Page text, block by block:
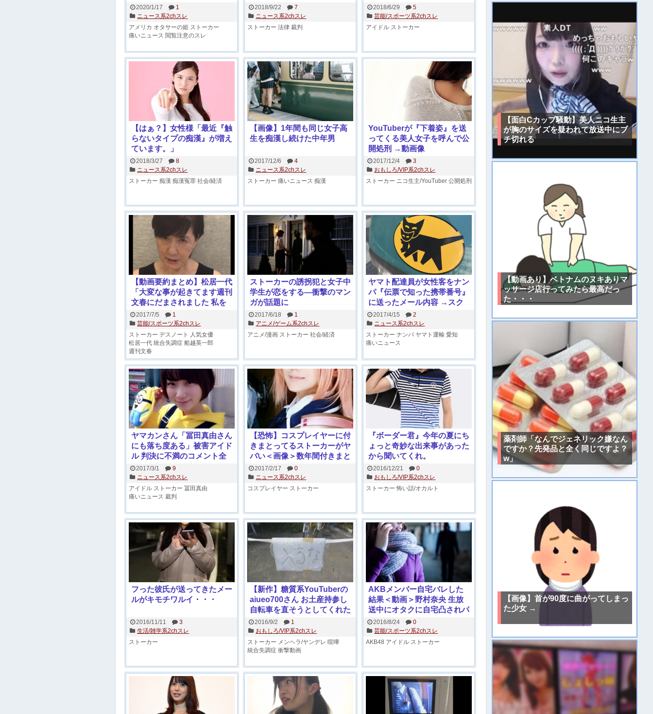
2020/1/17
1
ニュース系2chスレ
アメリカ オタサーの姫 ストーカー
痛いニュース 閲覧注意のスレ
2018/9/22
7
ニュース系2chスレ
ストーカー 法律 裁判
2018/6/29
5
芸能/スポーツ系2chスレ
アイドル ストーカー
【はぁ？】女性様「最近『触
らないタイプの痴漢』が増え
ています。」
2018/3/27
8
ニュース系2chスレ
ストーカー 痴漢 痴漢冤罪 社会/経済
【画像】1年間も同じ女子高
生を痴漢し続けた中年男
2017/12/6
4
ニュース系2chスレ
ストーカー 痛いニュース 痴漢
YouTuberが『下着姿』を送
ってくる美人女子を呼んで公
開処刑 →動画像
2017/12/4
3
おもしろ/VIP系2chスレ
ストーカー ニコ生主/YouTuber 公開処刑
【動画要約まとめ】松居一代
「大変な事が起きてます週刊
文春にだまされました 私を
助けてください 命をかけて
ます お願いします」
2017/7/5
1
芸能/スポーツ系2chスレ
ストーカー デスノート 人気女優
松居一代 統合失調症 船越英一郎
週刊文春
ストーカーの誘拐犯と女子中
学生が恋をする―衝撃のマン
ガが話題に
2017/6/18
1
アニメ/ゲーム系2chスレ
アニメ/漫画 ストーカー 社会/経済
ヤマト配達員が女性客をナン
パ『伝票で知った携帯番号』
に送ったメール内容 →スク
ショ画像
2017/4/15
2
ニュース系2chスレ
ストーカー ナンパ ヤマト運輸 愛知
痛いニュース
ヤマカンさん「冨田真由さん
にも落ち度ある」被害アイド
ル 判決に不満のコメント全
文公開
2017/3/1
9
ニュース系2chスレ
アイドル ストーカー 冨田真由
痛いニュース 裁判
【恐怖】コスプレイヤーに付
きまとってるストーカーがヤ
バい＜画像＞数年間付きまと
われ有名レイヤーさんブチギ
レ
2017/2/17
0
ニュース系2chスレ
コスプレイヤー ストーカー
『ボーダー君』今年の夏にち
ょっと奇妙な出来事があった
から聞いてくれ。
2016/12/21
0
おもしろ/VIP系2chスレ
ストーカー 怖い話/オカルト
フった彼氏が送ってきたメー
ルがキモチワルイ・・・
2016/11/11
3
生活/雑学系2chスレ
ストーカー
【新作】糖質系YouTuberの
aiueo700さん お土産持参し
自転車を直そうとしてくれた
集団ストーカーと喧嘩に
2016/9/2
1
おもしろ/VIP系2chスレ
ストーカー メンヘラ/ヤンデレ 喧嘩
統合失調症 衝撃動画
AKBメンバー自宅バレした
結果＜動画＞野村奈央 生放
送中にオタクに自宅凸されパ
ニック
2016/8/24
0
芸能/スポーツ系2chスレ
AKB48 アイドル ストーカー
【面白Cカップ騒動】美人ニコ生主
が胸のサイズを疑われて放送中にブ
チ切れる
【動画あり】ベトナムのヌキありマ
ッサージ店行ってみたら最高だっ
た・・・
薬剤師「なんでジェネリック嫌なん
ですか？先発品と全く同じですよ？
w」
【画像】首が90度に曲がってしまっ
た少女 →